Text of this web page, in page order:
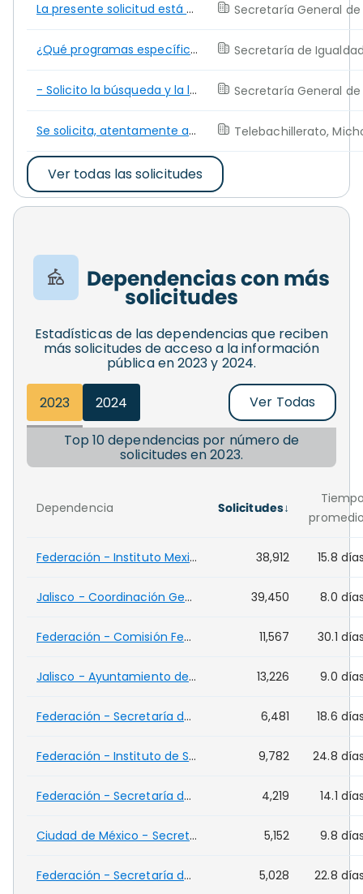
La presente solicitud está dirigida al Registro Público de la Propiedad, dependiente de la Secretarí Secretaría General
¿Qué programas específicos tiene la secretaría para la reinserción de adolescentes mujeres? ¿Existen Secretaría de
- Solicito la búsqueda y la localización del acta constitutiva del Registro Público del Comercio de Secretaría General
Se solicita, atentamente al sujeto obligado informe los canales y medios a través de los cuales se p Telebachillerato,
Ver todas las solicitudes
Dependencias con más
solicitudes
Estadísticas de las dependencias que reciben
más solicitudes de acceso a la información
pública en 2023 y 2024.
2023 2024 Ver Todas
Top 10 dependencias por número de
solicitudes en 2023.
Dependencia Solicitudes
Federación - Instituto Mexicano del Seguro Social (IMSS) - (FED) 38,912 15.8
Jalisco - Coordinación General Estratégica de Seguridad - (JAL) 39,450 8.0
Federación - Comisión Federal para la Protección contra Riesgos Sanitarios (COFEPRIS) - (FED) 11,567 30.1
Jalisco - Ayuntamiento de Guadalajara - (JAL) 13,226 9.0
Federación - Secretaría de Educación Pública (SEP) - (FED) 6,481 18.6
Federación - Instituto de Seguridad y Servicios Sociales de los Trabajadores del Estado (ISSSTE) - (FED) 9,782 24.8
Federación - Secretaría de Salud (SSA) - (FED) 4,219 14.1
Ciudad de México - Secretaría de Administración y Finanzas - (CDMX) 5,152 9.8
Federación - Secretaría de Medio Ambiente y Recursos Naturales (SEMARNAT) - (FED) 5,028 22.8